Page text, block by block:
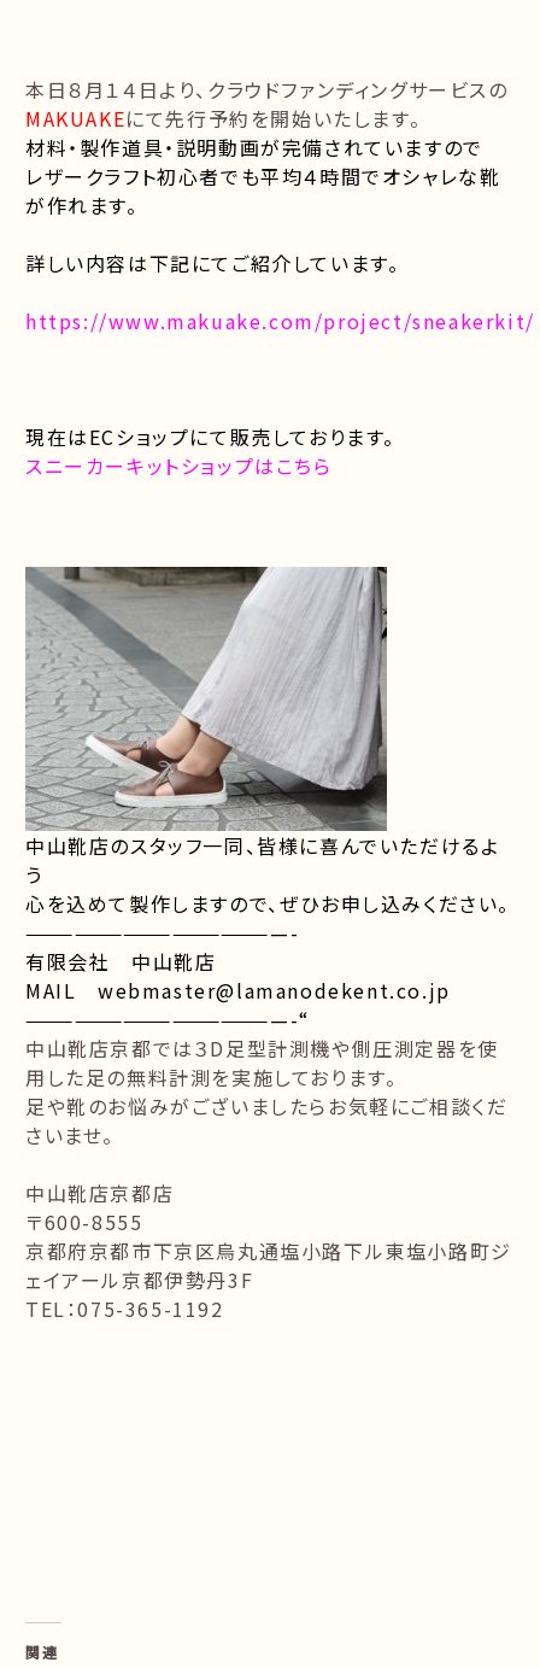
本日８月１４日より、クラウドファンディングサービスの
MAKUAKEにて先行予約を開始いたします。
材料・製作道具・説明動画が完備されていますので
レザークラフト初心者でも平均４時間でオシャレな靴
が作れます。
詳しい内容は下記にてご紹介しています。
https://www.makuake.com/project/sneakerkit/
現在はECショップにて販売しております。
スニーカーキットショップはこちら
中山靴店のスタッフ一同、皆様に喜んでいただけるよ
う
心を込めて製作しますので、ぜひお申し込みください。
————————————————-
有限会社 中山靴店
MAIL webmaster@lamanodekent.co.jp
————————————————-“
中山靴店京都では３D足型計測機や側圧測定器を使
用した足の無料計測を実施しております。
足や靴のお悩みがございましたらお気軽にご相談くだ
さいませ。
中山靴店京都店
〒600-8555
京都府京都市下京区烏丸通塩小路下ル東塩小路町ジ
ェイアール京都伊勢丹3F
TEL：075-365-1192
関連